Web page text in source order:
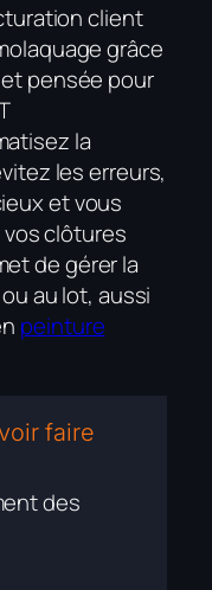
client
grâce
pensée pour
la
les erreurs,
et vous
vos clôtures
de gérer la
au lot, aussi
peinture
faire
des